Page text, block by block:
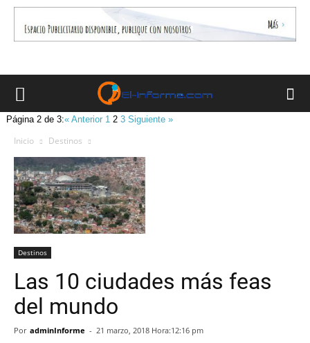
Página 2 de 3:« Anterior 1 23 Siguiente »
Inicio Destinos
Destinos
Las 10 ciudades más feas
del mundo
Por adminInforme - 21 marzo, 2018 Hora:12:16 pm